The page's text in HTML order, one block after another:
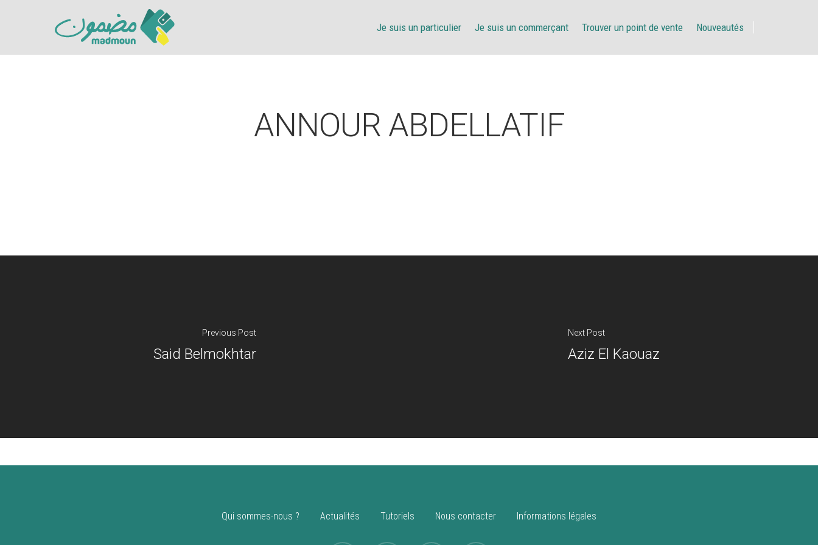
Je suis un particulier Je suis un commerçant Trouver un point de vente Nouveautés
ANNOUR ABDELLATIF
Previous Post
Said Belmokhtar
Next Post
Aziz El Kaouaz
Qui sommes-nous ? Actualités Tutoriels Nous contacter Informations légales